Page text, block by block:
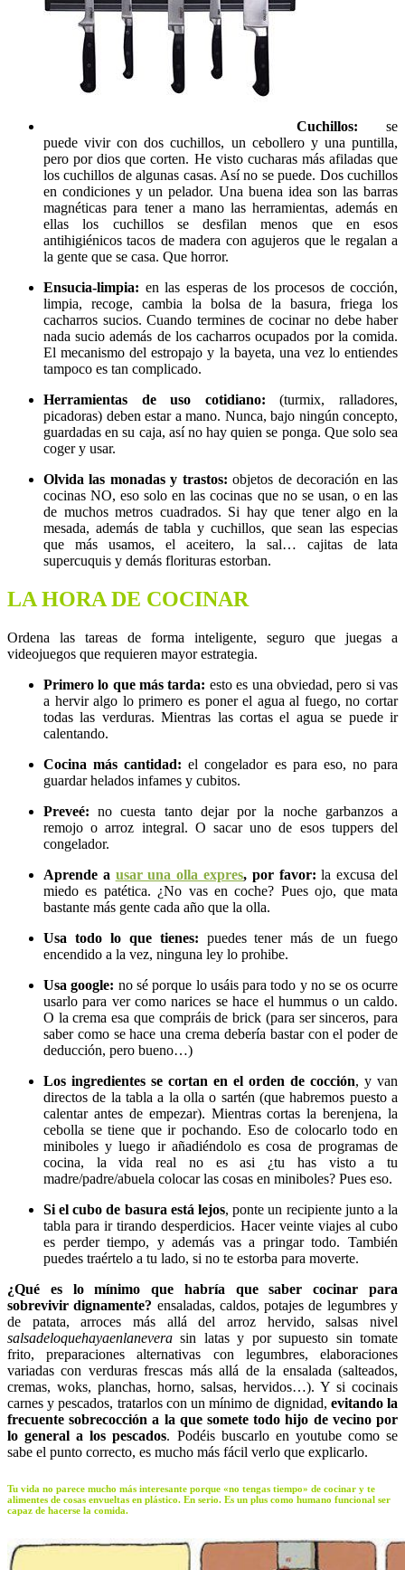
Cuchillos: se
puede vivir con dos cuchillos, un cebollero y una puntilla,
pero por dios que corten. He visto cucharas más afiladas que
los cuchillos de algunas casas. Así no se puede. Dos cuchillos
en condiciones y un pelador. Una buena idea son las barras
magnéticas para tener a mano las herramientas, además en
ellas los cuchillos se desfilan menos que en esos
antihigiénicos tacos de madera con agujeros que le regalan a
la gente que se casa. Que horror.
Ensucia-limpia: en las esperas de los procesos de cocción,
limpia, recoge, cambia la bolsa de la basura, friega los
cacharros sucios. Cuando termines de cocinar no debe haber
nada sucio además de los cacharros ocupados por la comida.
El mecanismo del estropajo y la bayeta, una vez lo entiendes
tampoco es tan complicado.
Herramientas de uso cotidiano: (turmix, ralladores,
picadoras) deben estar a mano. Nunca, bajo ningún concepto,
guardadas en su caja, así no hay quien se ponga. Que solo sea
coger y usar.
Olvida las monadas y trastos: objetos de decoración en las
cocinas NO, eso solo en las cocinas que no se usan, o en las
de muchos metros cuadrados. Si hay que tener algo en la
mesada, además de tabla y cuchillos, que sean las especias
que más usamos, el aceitero, la sal… cajitas de lata
supercuquis y demás florituras estorban.
LA HORA DE COCINAR
Ordena las tareas de forma inteligente, seguro que juegas a
videojuegos que requieren mayor estrategia.
Primero lo que más tarda: esto es una obviedad, pero si vas
a hervir algo lo primero es poner el agua al fuego, no cortar
todas las verduras. Mientras las cortas el agua se puede ir
calentando.
Cocina más cantidad: el congelador es para eso, no para
guardar helados infames y cubitos.
Preveé: no cuesta tanto dejar por la noche garbanzos a
remojo o arroz integral. O sacar uno de esos tuppers del
congelador.
Aprende a usar una olla expres, por favor: la excusa del
miedo es patética. ¿No vas en coche? Pues ojo, que mata
bastante más gente cada año que la olla.
Usa todo lo que tienes: puedes tener más de un fuego
encendido a la vez, ninguna ley lo prohibe.
Usa google: no sé porque lo usáis para todo y no se os ocurre
usarlo para ver como narices se hace el hummus o un caldo.
O la crema esa que compráis de brick (para ser sinceros, para
saber como se hace una crema debería bastar con el poder de
deducción, pero bueno…)
Los ingredientes se cortan en el orden de cocción, y van
directos de la tabla a la olla o sartén (que habremos puesto a
calentar antes de empezar). Mientras cortas la berenjena, la
cebolla se tiene que ir pochando. Eso de colocarlo todo en
miniboles y luego ir añadiéndolo es cosa de programas de
cocina, la vida real no es asi ¿tu has visto a tu
madre/padre/abuela colocar las cosas en miniboles? Pues eso.
Si el cubo de basura está lejos, ponte un recipiente junto a la
tabla para ir tirando desperdicios. Hacer veinte viajes al cubo
es perder tiempo, y además vas a pringar todo. También
puedes traértelo a tu lado, si no te estorba para moverte.
¿Qué es lo mínimo que habría que saber cocinar para
sobrevivir dignamente? ensaladas, caldos, potajes de legumbres y
de patata, arroces más allá del arroz hervido, salsas nivel
salsadeloquehayaenlanevera sin latas y por supuesto sin tomate
frito, preparaciones alternativas con legumbres, elaboraciones
variadas con verduras frescas más allá de la ensalada (salteados,
cremas, woks, planchas, horno, salsas, hervidos…). Y si cocinais
carnes y pescados, tratarlos con un mínimo de dignidad, evitando la
frecuente sobrecocción a la que somete todo hijo de vecino por
lo general a los pescados. Podéis buscarlo en youtube como se
sabe el punto correcto, es mucho más fácil verlo que explicarlo.
Tu vida no parece mucho más interesante porque «no tengas tiempo» de cocinar y te
alimentes de cosas envueltas en plástico. En serio. Es un plus como humano funcional ser
capaz de hacerse la comida.